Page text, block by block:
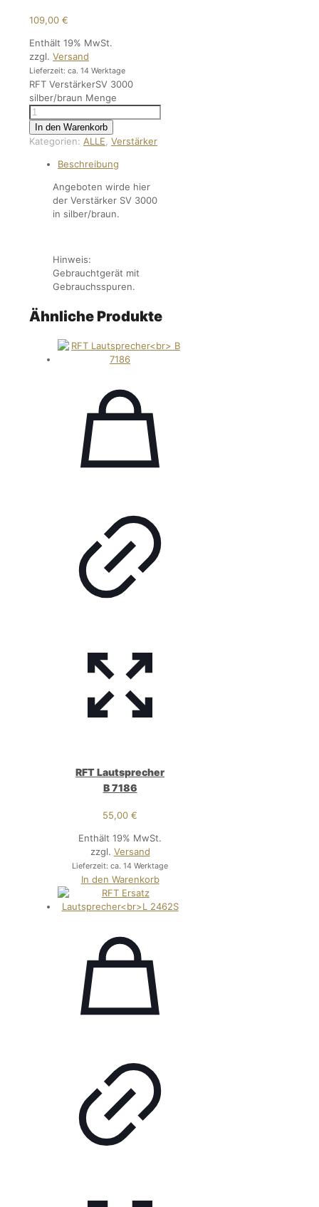
109,00 €
Enthält 19% MwSt.
zzgl. Versand
Lieferzeit: ca. 14 Werktage
RFT VerstärkerSV 3000
silber/braun Menge
In den Warenkorb
Kategorien: ALLE Verstärker
Beschreibung
Angeboten wirde hier
der Verstärker SV 3000
in silber/braun.
Hinweis:
Gebrauchtgerät mit
Gebrauchsspuren.
Ähnliche Produkte
RFT Lautsprecher
B 7186
55,00€
Enthält 19% MwSt.
zzgl. Versand
Lieferzeit: ca. 14 Werktage
In den Warenkorb